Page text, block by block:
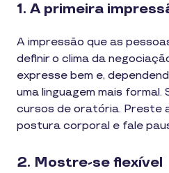
1. A primeira
A impressão que as
definir o clima da
expresse bem e,
uma linguagem mais
cursos de oratória. Preste
postura corporal e fale
2. Mostre-se flexível